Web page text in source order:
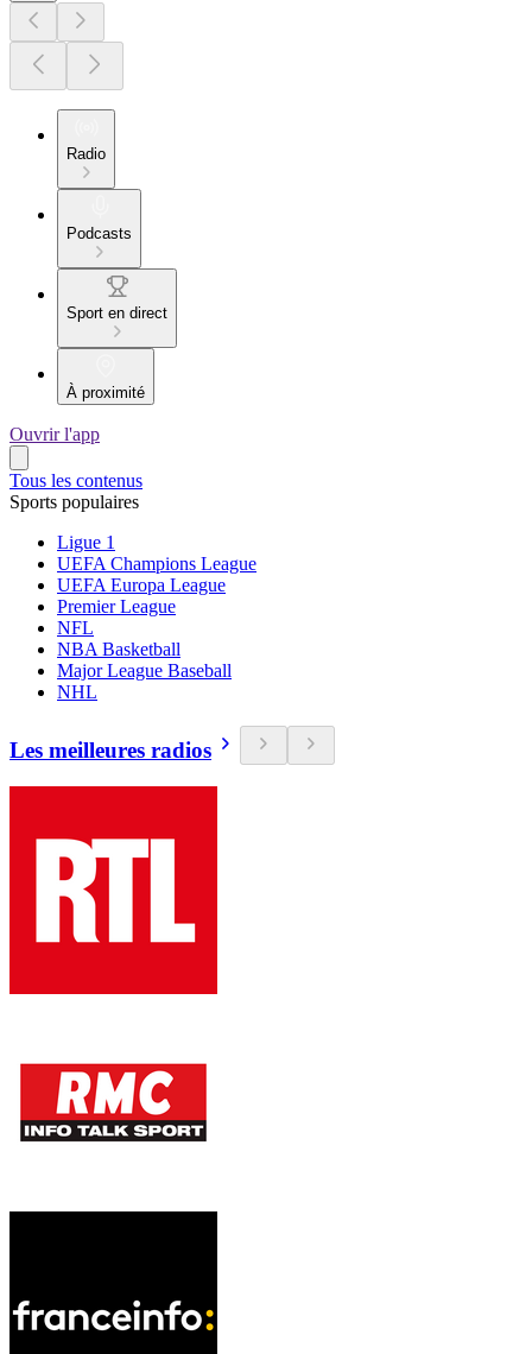
Radio
Podcasts
Sport en direct
À proximité
Ouvrir l'app
Tous les contenus
Sports populaires
Ligue 1
UEFA Champions League
UEFA Europa League
Premier League
NFL
NBA Basketball
Major League Baseball
NHL
Les meilleures radios